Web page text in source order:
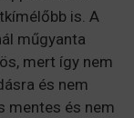
is. A
műgyanta
mert így nem
és nem
mentes és nem